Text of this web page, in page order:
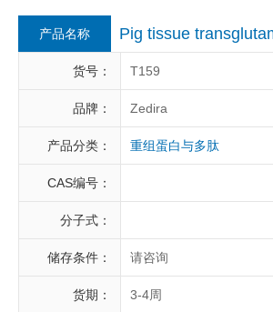
Berry & Associates
LGC Maine
Abbexa
产品名称 Pig tissue
货号： T159
品牌： Zedira
产品分类： 重组蛋白与多肽
CAS编号：
分子式：
储存条件： 请咨询
货期： 3-4周